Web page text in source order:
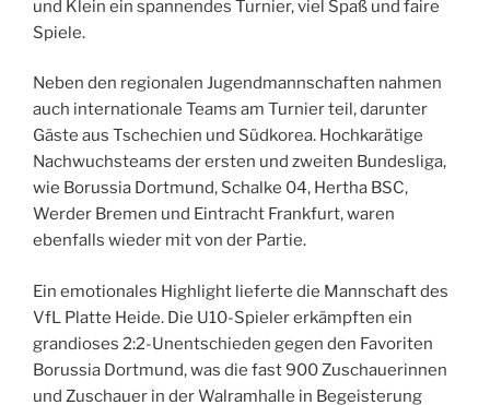
und Klein ein spannendes Turnier, viel Spaß und faire
Spiele.
Neben den regionalen Jugendmannschaften nahmen
auch internationale Teams am Turnier teil, darunter
Gäste aus Tschechien und Südkorea. Hochkarätige
Nachwuchsteams der ersten und zweiten Bundesliga,
wie Borussia Dortmund, Schalke 04, Hertha BSC,
Werder Bremen und Eintracht Frankfurt, waren
ebenfalls wieder mit von der Partie.
Ein emotionales Highlight lieferte die Mannschaft des
VfL Platte Heide. Die U10-Spieler erkämpften ein
grandioses 2:2-Unentschieden gegen den Favoriten
Borussia Dortmund, was die fast 900 Zuschauerinnen
und Zuschauer in der Walramhalle in Begeisterung